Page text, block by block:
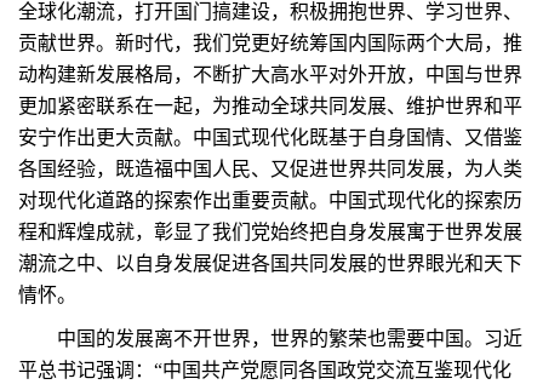
全球化潮流，打开国门搞建设，积极拥抱世界、学习世界、
贡献世界。新时代，我们党更好统筹国内国际两个大局，推
动构建新发展格局，不断扩大高水平对外开放，中国与世界
更加紧密联系在一起，为推动全球共同发展、维护世界和平
安宁作出更大贡献。中国式现代化既基于自身国情、又借鉴
各国经验，既造福中国人民、又促进世界共同发展，为人类
对现代化道路的探索作出重要贡献。中国式现代化的探索历
程和辉煌成就，彰显了我们党始终把自身发展寓于世界发展
潮流之中、以自身发展促进各国共同发展的世界眼光和天下
情怀。
中国的发展离不开世界，世界的繁荣也需要中国。习近
平总书记强调：“中国共产党愿同各国政党交流互鉴现代化